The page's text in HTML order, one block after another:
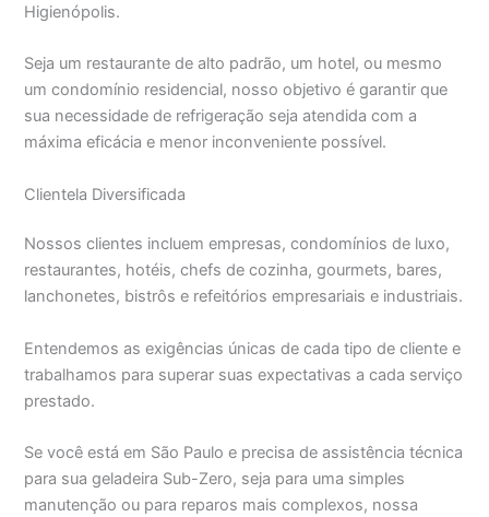
Higienópolis.
Seja um restaurante de alto padrão, um hotel, ou mesmo
um condomínio residencial, nosso objetivo é garantir que
sua necessidade de refrigeração seja atendida com a
máxima eficácia e menor inconveniente possível.
Clientela Diversificada
Nossos clientes incluem empresas, condomínios de luxo,
restaurantes, hotéis, chefs de cozinha, gourmets, bares,
lanchonetes, bistrôs e refeitórios empresariais e industriais.
Entendemos as exigências únicas de cada tipo de cliente e
trabalhamos para superar suas expectativas a cada serviço
prestado.
Se você está em São Paulo e precisa de assistência técnica
para sua geladeira Sub-Zero, seja para uma simples
manutenção ou para reparos mais complexos, nossa